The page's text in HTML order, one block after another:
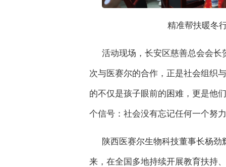
精准帮扶暖冬
活动现场，长安区慈善总会会
次与医赛尔的合作，正是社会组织
的不仅是孩子眼前的困难，更是他
个信号：社会没有忘记任何一个努
陕西医赛尔生物科技董事长杨劲
来，在全国多地持续开展教育扶持